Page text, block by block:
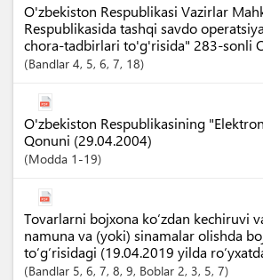
O'zbekiston Respublikasi Vazirlar
Respublikasida tashqi savdo
chora-tadbirlari to'g'risida" 283-sonli
Bandlar 4, 5, 6, 7, 18
O'zbekiston Respublikasining
Qonuni (29.04.2004)
Modda 1-19
Tovarlarni bojxona ko‘zdan kechiruvi
namuna va (yoki) sinamalar olishda
to‘g‘risidagi (19.04.2019 yilda
Bandlar 5, 6, 7, 8, 9, Boblar 2, 3, 5, 7